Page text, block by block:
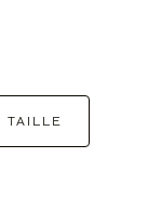
TAILLE